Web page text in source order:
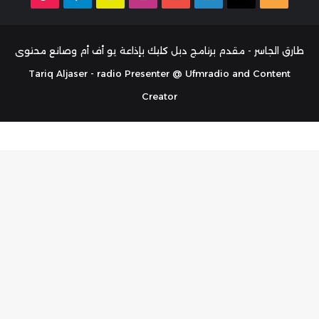
RSS
طارق الجاسر - مقدم برنامج دبل كليك بإذاعة يو أف أم وصانع محتوى
Tariq Aljaser - radio Presenter @ Ufmradio and Content
Creator